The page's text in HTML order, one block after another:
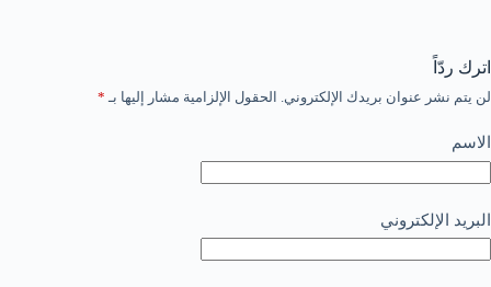
اترك ردّاً
لن يتم نشر عنوان بريدك الإلكتروني. الحقول الإلزامية مشار إليها بـ *
الاسم
البريد الإلكتروني